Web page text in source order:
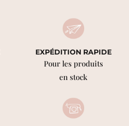
EXPÉDITION RAPIDE
Pour les produits
en stock